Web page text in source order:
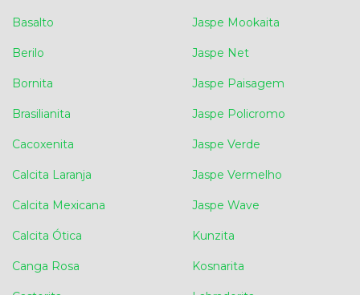
Basalto
Berilo
Bornita
Brasilianita
Cacoxenita
Calcita Laranja
Calcita Mexicana
Calcita Ótica
Canga Rosa
Jaspe Mookaita
Jaspe Net
Jaspe Paisagem
Jaspe Policromo
Jaspe Verde
Jaspe Vermelho
Jaspe Wave
Kunzita
Kosnarita